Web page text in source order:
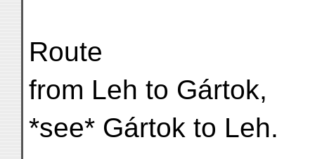
Route
from Leh to Gártok,
*see* Gártok to Leh.